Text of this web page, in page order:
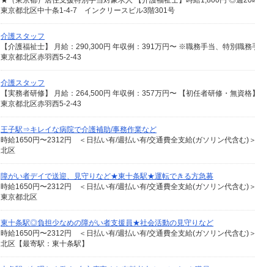
東京都北区中十条1-4-7 インクリースビル3階301号
介護スタッフ
東京都北区赤羽西5-2-43
介護スタッフ
東京都北区赤羽西5-2-43
王子駅⇒キレイな病院で介護補助/事務作業など
時給1650円〜2312円 ＜日払い有/週払い有/交通費全支給(ガソリン代含む)＞
北区
障がい者デイで送迎、見守りなど★東十条駅★運転できる方急募
時給1650円〜2312円 ＜日払い有/週払い有/交通費全支給(ガソリン代含む)＞
東京都北区
東十条駅◎負担少なめの障がい者支援員★社会活動の見守りなど
時給1650円〜2312円 ＜日払い有/週払い有/交通費全支給(ガソリン代含む)＞
北区【最寄駅：東十条駅】